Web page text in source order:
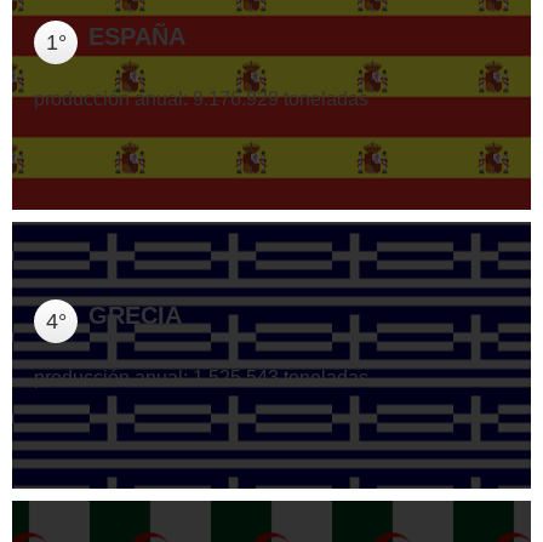
1° ESPAÑA
producción anual: 9.176.929 toneladas
4° GRECIA
producción anual: 1.525.543 toneladas